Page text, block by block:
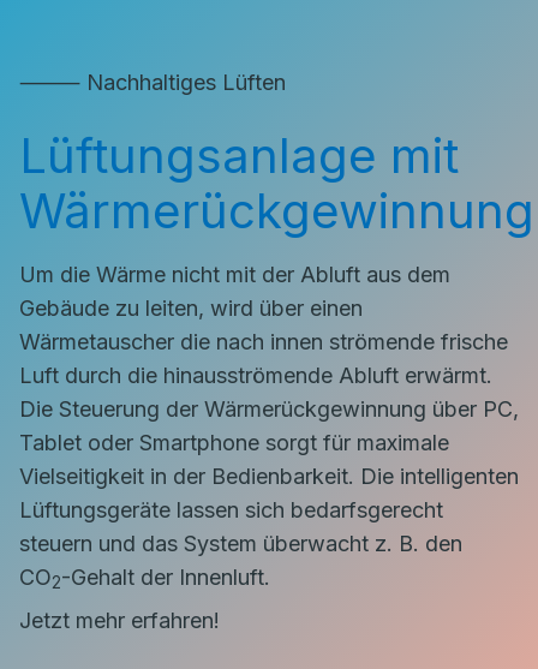
⸻ Nachhaltiges Lüften
Lüftungsanlage mit
Wärmerückgewinnung
Um die Wärme nicht mit der Abluft aus dem
Gebäude zu leiten, wird über einen
Wärmetauscher die nach innen strömende frische
Luft durch die hinausströmende Abluft erwärmt.
Die Steuerung der Wärmerückgewinnung über PC,
Tablet oder Smartphone sorgt für maximale
Vielseitigkeit in der Bedienbarkeit. Die intelligenten
Lüftungsgeräte lassen sich bedarfsgerecht
steuern und das System überwacht z. B. den
CO2-Gehalt der Innenluft.
Jetzt mehr erfahren!